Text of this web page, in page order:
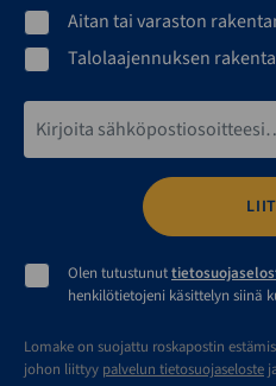
Aitan tai varaston
Talolaajennuksen
Sähköpostiosoite*
Olen tutustunut
henkilötietojeni käsittelyn siinä
Lomake on suojattu roskapostin
johon liittyy palvelun tietosuojaseloste